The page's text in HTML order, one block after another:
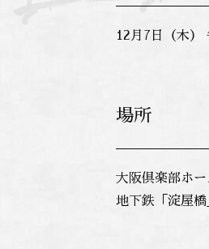
12月7日（木）
場所
大阪倶楽部ホ
地下鉄「淀屋